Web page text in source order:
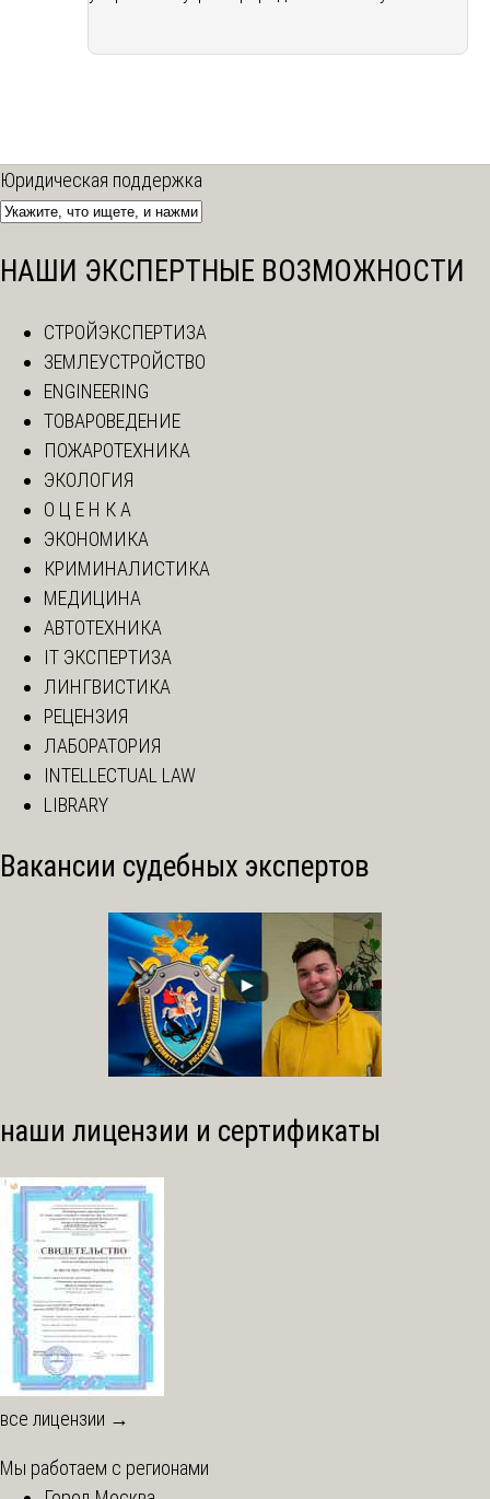
Юридическая поддержка
НАШИ ЭКСПЕРТНЫЕ ВОЗМОЖНОСТИ
СТРОЙЭКСПЕРТИЗА
ЗЕМЛЕУСТРОЙСТВО
ENGINEERING
ТОВАРОВЕДЕНИЕ
ПОЖАРОТЕХНИКА
ЭКОЛОГИЯ
О Ц Е Н К А
ЭКОНОМИКА
КРИМИНАЛИСТИКА
МЕДИЦИНА
АВТОТЕХНИКА
IT ЭКСПЕРТИЗА
ЛИНГВИСТИКА
РЕЦЕНЗИЯ
ЛАБОРАТОРИЯ
INTELLECTUAL LAW
LIBRARY
Вакансии судебных экспертов
наши лицензии и сертификаты
все лицензии →
Мы работаем с регионами